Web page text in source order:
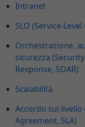
Intranet
SLO (Service-
Orchestrazione,
sicurezza
Response, SOAR)
Scalabilità
Accordo sul livello
Agreement, SLA)